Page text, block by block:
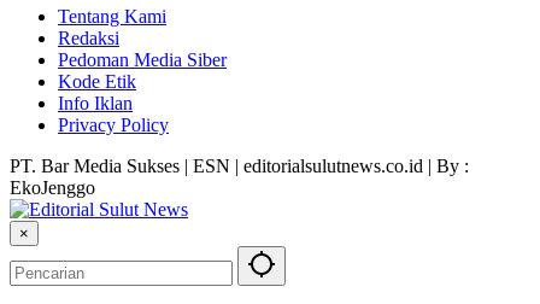
Tentang Kami
Redaksi
Pedoman Media Siber
Kode Etik
Info Iklan
Privacy Policy
PT. Bar Media Sukses | ESN | editorialsulutnews.co.id | By :
EkoJenggo
×